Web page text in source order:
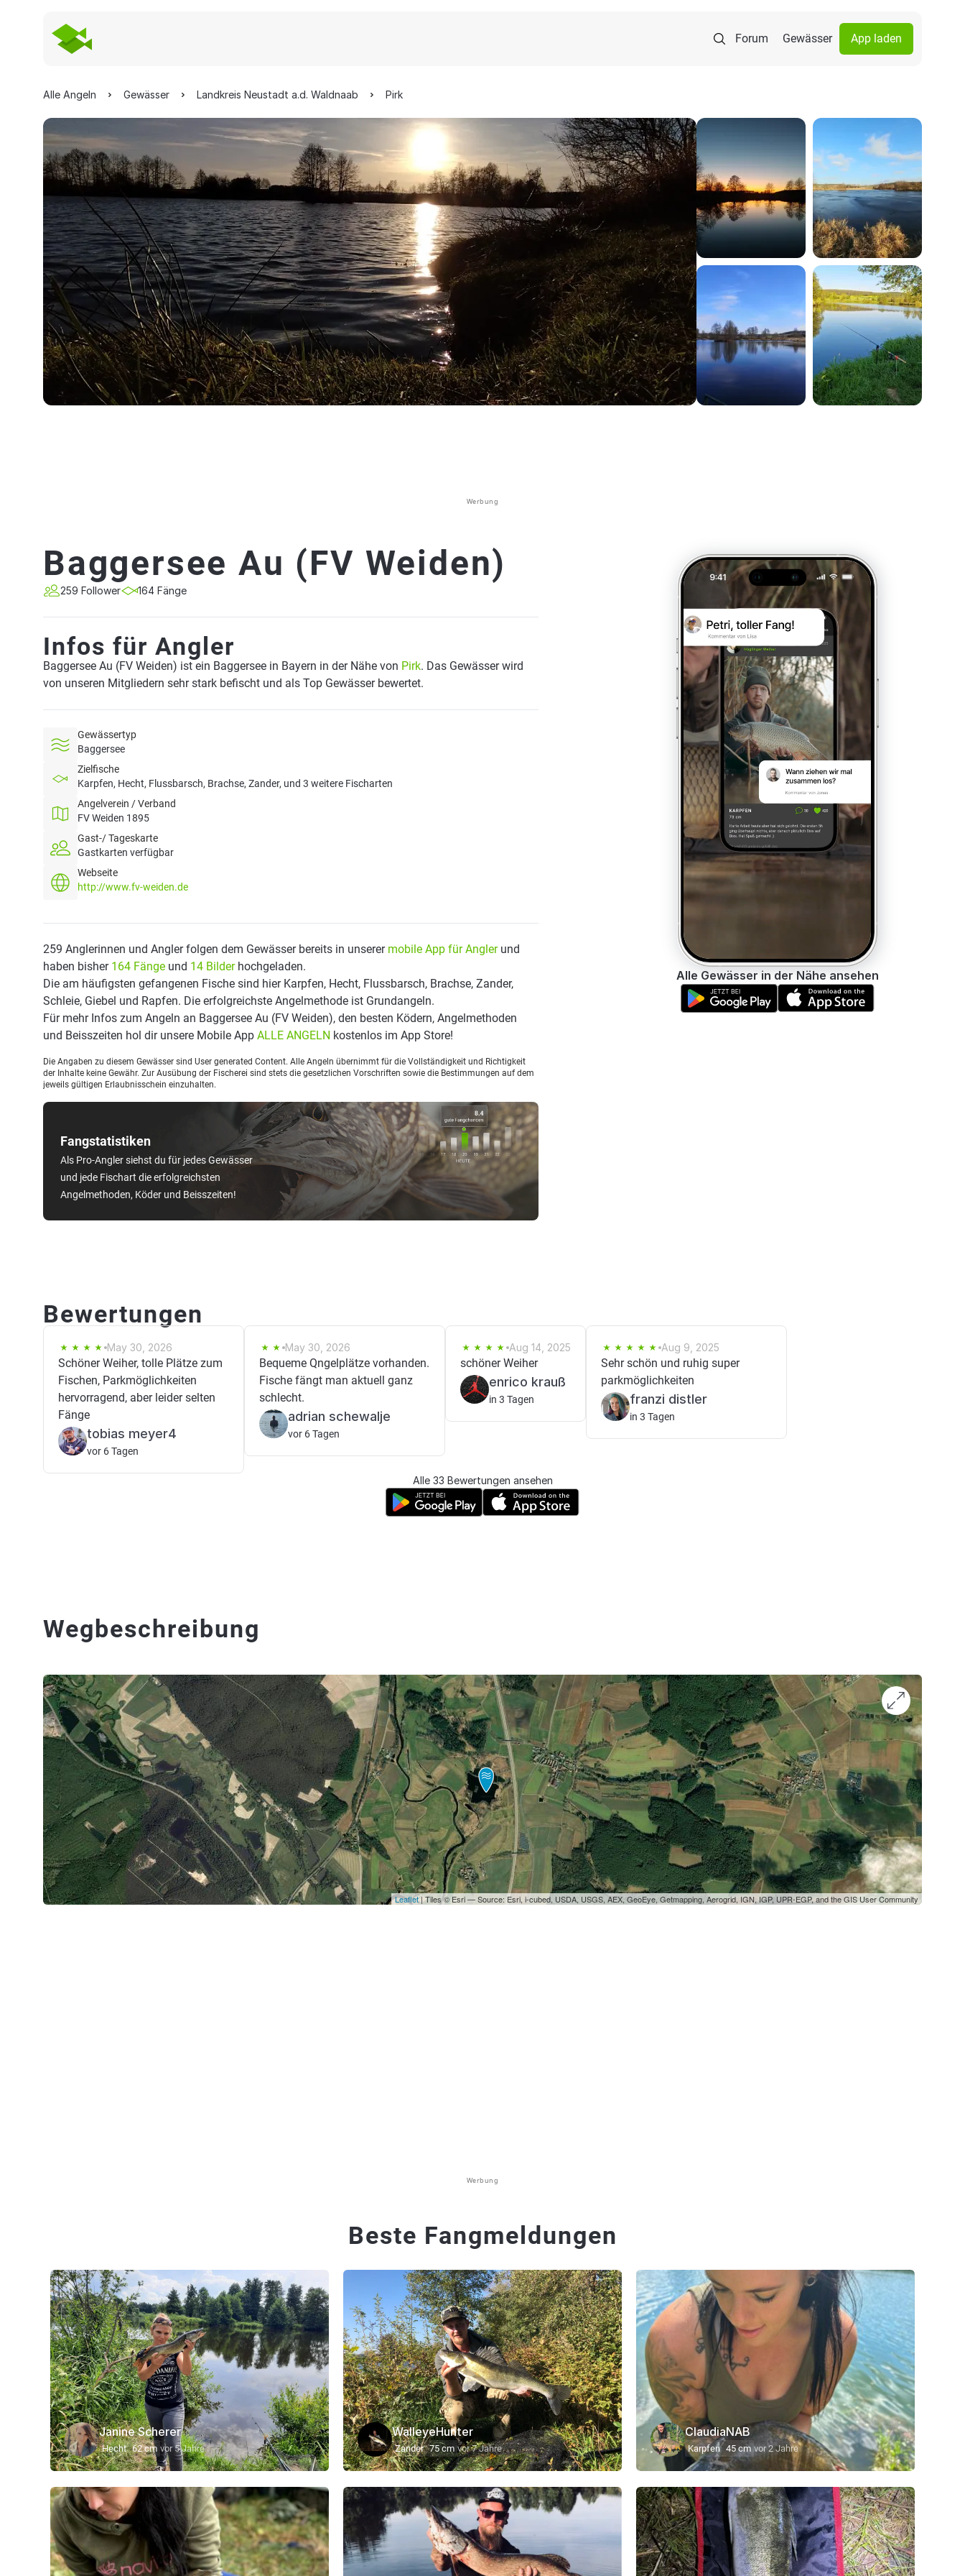
Forum Gewässer App laden
Alle Angeln Gewässer Landkreis Neustadt a.d. Waldnaab Pirk
Werbung
Baggersee Au (FV Weiden)
259 Follower 164 Fänge
Infos für Angler
Baggersee Au (FV Weiden) ist ein Baggersee in Bayern in der Nähe von Pirk. Das Gewässer wird
von unseren Mitgliedern sehr stark befischt und als Top Gewässer bewertet.
Gewässertyp
Baggersee
Zielfische
Karpfen, Hecht, Flussbarsch, Brachse, Zander, und 3 weitere Fischarten
Angelverein / Verband
FV Weiden 1895
Gast-/ Tageskarte
Gastkarten verfügbar
Webseite
http://www.fv-weiden.de
Fangstatistiken
Als Pro-Angler siehst du für jedes Gewässer
und jede Fischart die erfolgreichsten
Angelmethoden, Köder und Beisszeiten!
259 Anglerinnen und Angler folgen dem Gewässer bereits in unserer mobile App für Anglerund
haben bisher 164 Fänge und 14 Bilderhochgeladen.
Die am häufigsten gefangenen Fische sind hier Karpfen, Hecht, Flussbarsch, Brachse, Zander,
Schleie, Giebel und Rapfen. Die erfolgreichste Angelmethode ist Grundangeln.
Für mehr Infos zum Angeln an Baggersee Au (FV Weiden), den besten Ködern, Angelmethoden
und Beisszeiten hol dir unsere Mobile App ALLE ANGELN kostenlos im App Store!
Die Angaben zu diesem Gewässer sind User generated Content. Alle Angeln übernimmt für die Vollständigkeit und Richtigkeit
der Inhalte keine Gewähr. Zur Ausübung der Fischerei sind stets die gesetzlichen Vorschriften sowie die Bestimmungen auf dem
jeweils gültigen Erlaubnisschein einzuhalten.
Alle Gewässer in der Nähe ansehen
Bewertungen
May 30, 2026
Schöner Weiher, tolle Plätze zum
Fischen, Parkmöglichkeiten
hervorragend, aber leider selten
Fänge
tobias meyer4
vor 6 Tagen
May 30, 2026
Bequeme Qngelplätze vorhanden.
Fische fängt man aktuell ganz
schlecht.
adrian schewalje
vor 6 Tagen
Aug 14, 2025
schöner Weiher
enrico krauß
in 3 Tagen
Aug 9, 2025
Sehr schön und ruhig super
parkmöglichkeiten
franzi distler
in 3 Tagen
Alle 33 Bewertungen ansehen
Wegbeschreibung
Leaflet| Tiles © Esri — Source: Esri, i-cubed, USDA, USGS, AEX, GeoEye, Getmapping, Aerogrid, IGN, IGP, UPR-EGP, and the GIS User Community
Werbung
Beste Fangmeldungen
Janine Scherer
Hecht 62 cm vor 5 Jahre
WalleyeHunter
Zander 75 cm vor 7 Jahre
ClaudiaNAB
Karpfen 45 cm vor 2 Jahre